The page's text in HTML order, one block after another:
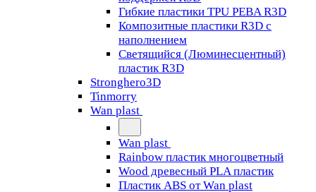
Гибкие пластики TPU PEBA R3D
Композитные пластики R3D с
наполнением
Светящийся (Люминесцентный)
пластик R3D
Stronghero3D
Tinmorry
Wan plast
Wan plast
Rainbow пластик многоцветный
Wood древесный PLA пластик
Пластик ABS от Wan plast